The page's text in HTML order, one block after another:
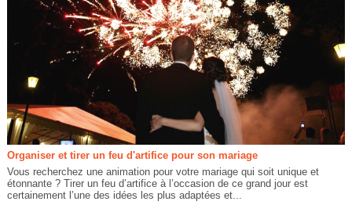
Organiser et tirer un feu d'artifice pour son mariage
Vous recherchez une animation pour votre mariage qui soit unique et
étonnante ? Tirer un feu d’artifice à l’occasion de ce grand jour est
certainement l’une des idées les plus adaptées et...